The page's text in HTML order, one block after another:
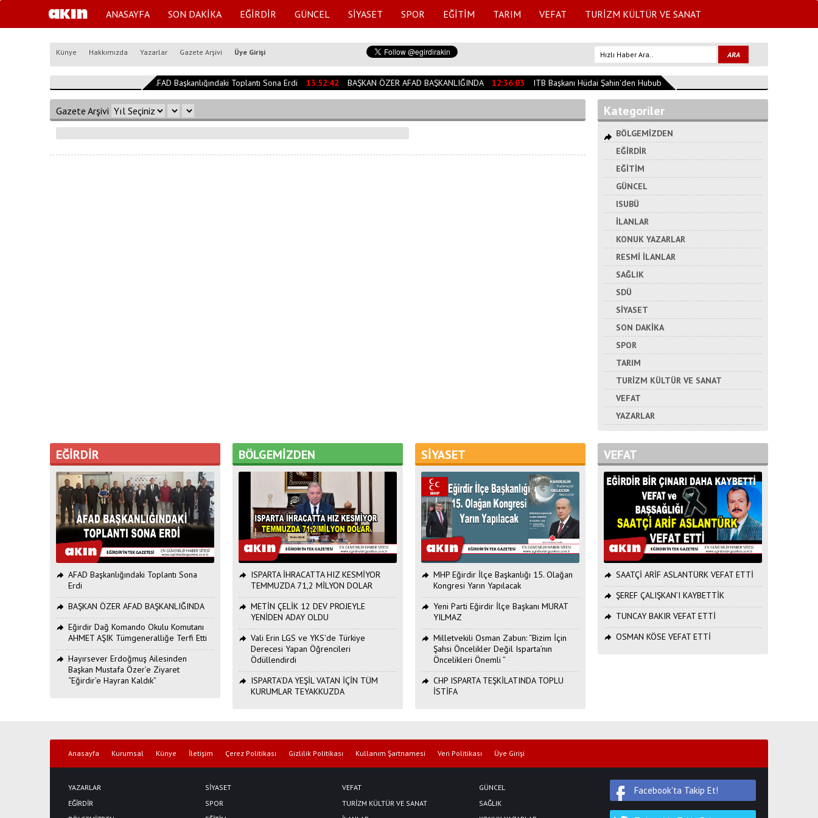
ANASAYFA SON DAKİKA EĞİRDİR GÜNCEL SİYASET SPOR EĞİTİM TARIM VEFAT TURİZM KÜLTÜR VE SANAT
Künye Hakkımızda Yazarlar Gazete Arşivi Üye Girişi
AFAD Başkanlığındaki Toplantı Sona Erdi 13:52:42 BAŞKAN ÖZER AFAD BAŞKANLIĞINDA 12:36:03 ITB Başkanı Hüdai Şahin'den Hububat Sezonu Mesajı
Gazete Arşivi Kategoriler
BÖLGEMİZDEN
EĞİRDİR
EĞİTİM
GÜNCEL
ISUBÜ
İLANLAR
KONUK YAZARLAR
RESMİ İLANLAR
SAĞLIK
SDÜ
SİYASET
SON DAKİKA
SPOR
TARIM
TURİZM KÜLTÜR VE SANAT
VEFAT
YAZARLAR
EĞİRDİR
AFAD Başkanlığındaki Toplantı Sona
Erdi
BAŞKAN ÖZER AFAD BAŞKANLIĞINDA
Eğirdir Dağ Komando Okulu Komutanı
AHMET AŞIK Tümgeneralliğe Terfi Etti
Hayırsever Erdoğmuş Ailesinden
Başkan Mustafa Özer’e Ziyaret
“Eğirdir’e Hayran Kaldık”
BÖLGEMİZDEN
ISPARTA İHRACATTA HIZ KESMİYOR
TEMMUZDA 71,2 MİLYON DOLAR
METİN ÇELİK 12 DEV PROJEYLE
YENİDEN ADAY OLDU
Vali Erin LGS ve YKS'de Türkiye
Derecesi Yapan Öğrencileri
Ödüllendirdi
ISPARTA’DA YEŞİL VATAN İÇİN TÜM
KURUMLAR TEYAKKUZDA
SİYASET
MHP Eğirdir İlçe Başkanlığı 15. Olağan
Kongresi Yarın Yapılacak
Yeni Parti Eğirdir İlçe Başkanı MURAT
YILMAZ
Milletvekili Osman Zabun: “Bizim İçin
Şahsi Öncelikler Değil Isparta’nın
Öncelikleri Önemli ”
CHP ISPARTA TEŞKİLATINDA TOPLU
İSTİFA
VEFAT
SAATÇİ ARİF ASLANTÜRK VEFAT ETTİ
ŞEREF ÇALIŞKAN’I KAYBETTİK
TUNCAY BAKIR VEFAT ETTİ
OSMAN KÖSE VEFAT ETTİ
Anasayfa Kurumsal Künye İletişim Çerez Politikası Gizlilik Politikası Kullanım Şartnamesi Veri Politikası Üye Girişi
YAZARLAR
EĞİRDİR
SİYASET
SPOR
VEFAT
TURİZM KÜLTÜR VE SANAT
GÜNCEL
SAĞLIK
Facebook'ta Takip Et!